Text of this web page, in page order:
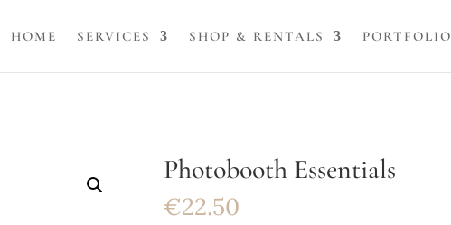
HOME SERVICES SHOP & RENTALS PORTFOLIO
Photobooth Essentials
€22.50